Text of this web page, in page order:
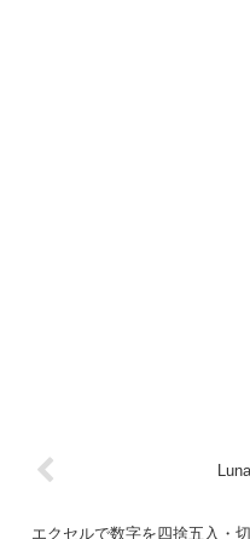
エクセルで数字を四捨五入・